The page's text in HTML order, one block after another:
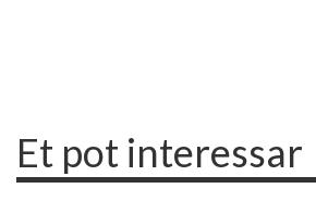
Et pot interessar